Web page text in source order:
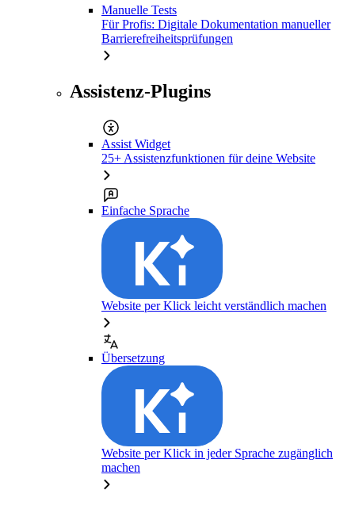
Manuelle Tests
Für Profis: Digitale Dokumentation manueller
Barrierefreiheitsprüfungen
Assistenz-Plugins
Assist Widget
25+ Assistenzfunktionen für deine Website
Einfache Sprache
Website per Klick leicht verständlich machen
Übersetzung
Website per Klick in jeder Sprache zugänglich
machen